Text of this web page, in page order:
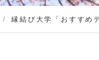
縁結び大学「おすすめ